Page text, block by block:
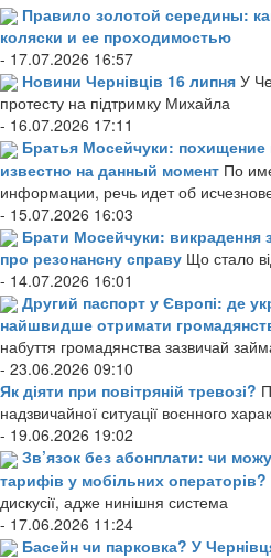
Правило золотой середины:
коляски и ее проходимостью
- 17.07.2026 16:57
Новини Чернівців 16 липня У
протесту на підтримку Михайла
- 16.07.2026 17:11
Братья Мосейчуки:
известно на данный момент По
информации, речь идет об
- 15.07.2026 16:03
Брати Мосейчуки: викрадення
про резонансну справу Що стало
- 14.07.2026 16:01
Другий паспорт у Європі: де
найшвидше отримати
набуття громадянства зазвичай
- 23.06.2026 09:10
Як діяти при повітряній тревозі?
надзвичайної ситуації воєнного
- 19.06.2026 19:02
Зв’язок без абонплати: чи
тарифів у мобільних операторів?
дискусії, адже нинішня система
- 17.06.2026 11:24
Басейн чи парковка? У